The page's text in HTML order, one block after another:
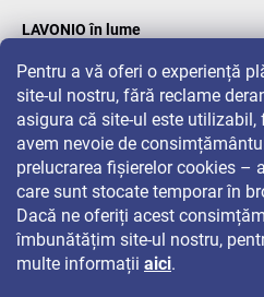
Pentru a vă oferi o experiență
site-ul nostru, fără reclame
asigura că site-ul este
avem nevoie de
prelucrarea fișierelor cookies –
care sunt stocate temporar în
Dacă ne oferiți acest
îmbunătățim site-ul nostru,
multe informații aici.
LAVONIO în lume
Pentru promoții, concursuri și